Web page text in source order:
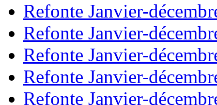
Refonte Janvier-
Refonte Janvier-
Refonte Janvier-
Refonte Janvier-
Refonte Janvier-